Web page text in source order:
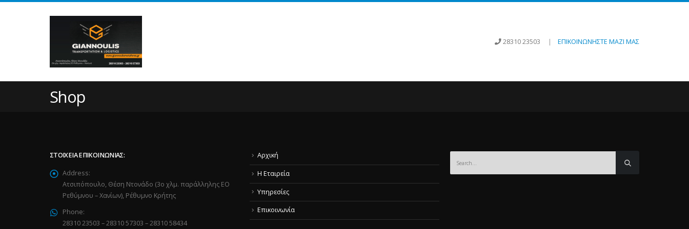
28310 23503 | ΕΠΙΚΟΙΝΩΝΗΣΤΕ ΜΑΖΙ ΜΑΣ
Shop
ΣΤΟΙΧΕΊΑ ΕΠΙΚΟΙΝΩΝΊΑΣ:
Address:
Ατσιπόπουλο, Θέση Ντονάδο (3ο χλμ. παράλληλης ΕΟ
Ρεθύμνου – Χανίων), Ρέθυμνο Κρήτης
Phone:
28310 23503 – 28310 57303 – 28310 58434
Αρχική
Η Εταιρεία
Υπηρεσίες
Επικοινωνία